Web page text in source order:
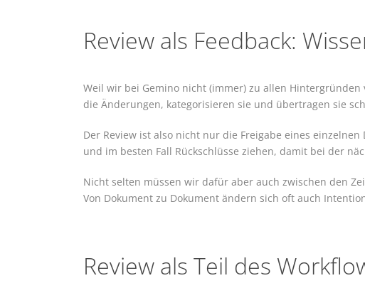
Review als Feedback:
Weil wir bei Gemino nicht (immer) zu allen
die Änderungen, kategorisieren sie und übertragen sie
Der Review ist also nicht nur die Freigabe eines
und im besten Fall Rückschlüsse ziehen, damit bei der
Nicht selten müssen wir dafür aber auch zwischen den
Von Dokument zu Dokument ändern sich oft auch
Review als Teil des